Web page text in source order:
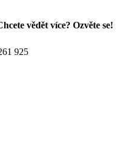
vědět více? Ozvěte se!
925